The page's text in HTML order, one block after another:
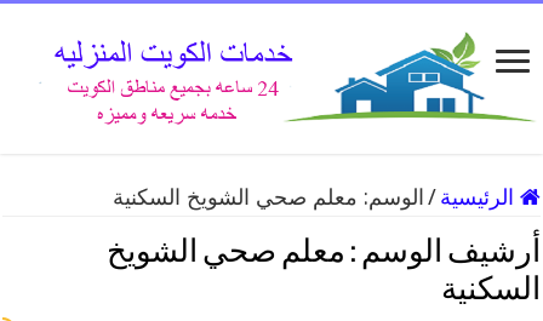
الرئيسية / الوسم: معلم صحي الشويخ السكنية
أرشيف الوسم : معلم صحي الشويخ
السكنية